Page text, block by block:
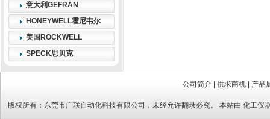
意大利GEFRAN
HONEYWELL霍尼韦尔
美国ROCKWELL
SPECK思贝克
公司简介 供求商机 产品
版权所有： 东莞市广联自动化科技有限公司 ，未经允许翻录必究。 本站由化工仪